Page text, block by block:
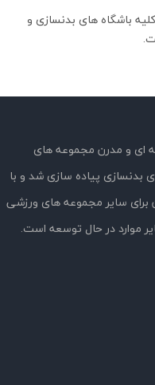
باشگاه های بدنسازی و
ای و مدرن مجموعه های
بدنسازی پیاده سازی شد و با
برای سایر مجموعه های ورزشی
موارد در حال توسعه است.